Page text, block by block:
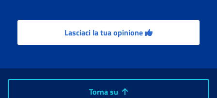
Lasciaci la tua opinione
Torna su